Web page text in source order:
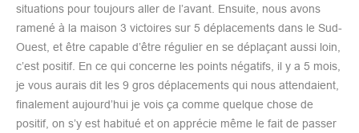
situations pour toujours aller de l’avant. Ensuite, nous avons
ramené à la maison 3 victoires sur 5 déplacements dans le Sud-
Ouest, et être capable d’être régulier en se déplaçant aussi loin,
c’est positif. En ce qui concerne les points négatifs, il y a 5 mois,
je vous aurais dit les 9 gros déplacements qui nous attendaient,
finalement aujourd’hui je vois ça comme quelque chose de
positif, on s’y est habitué et on apprécie même le fait de passer